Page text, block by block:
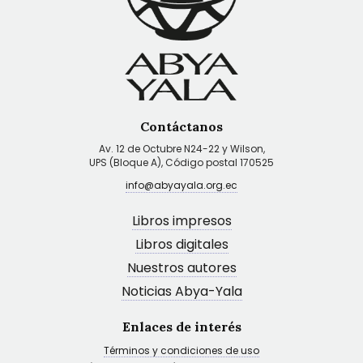
Contáctanos
Av. 12 de Octubre N24-22 y Wilson,
UPS (Bloque A), Código postal 170525
info@abyayala.org.ec
Libros impresos
Libros digitales
Nuestros autores
Noticias Abya-Yala
Enlaces de interés
Términos y condiciones de uso